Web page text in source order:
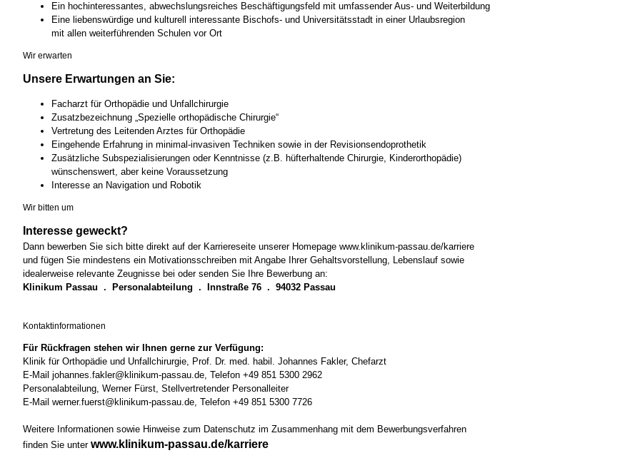
Ein hochinteressantes, abwechslungsreiches Beschäftigungsfeld mit umfassender Aus- und Weiterbildung
Eine liebenswürdige und kulturell interessante Bischofs- und Universitätsstadt in einer Urlaubsregion
mit allen weiterführenden Schulen vor Ort
Wir erwarten
Unsere Erwartungen an Sie:
Facharzt für Orthopädie und Unfallchirurgie
Zusatzbezeichnung „Spezielle orthopädische Chirurgie“
Vertretung des Leitenden Arztes für Orthopädie
Eingehende Erfahrung in minimal-invasiven Techniken sowie in der Revisionsendoprothetik
Zusätzliche Subspezialisierungen oder Kenntnisse (z.B. hüfterhaltende Chirurgie, Kinderorthopädie)
wünschenswert, aber keine Voraussetzung
Interesse an Navigation und Robotik
Wir bitten um
Interesse geweckt?
Dann bewerben Sie sich bitte direkt auf der Karriereseite unserer Homepage www.klinikum-passau.de/karriere
und fügen Sie mindestens ein Motivationsschreiben mit Angabe Ihrer Gehaltsvorstellung, Lebenslauf sowie
idealerweise relevante Zeugnisse bei oder senden Sie Ihre Bewerbung an:
Klinikum Passau . Personalabteilung . Innstraße 76 . 94032 Passau
Kontaktinformationen
Für Rückfragen stehen wir Ihnen gerne zur Verfügung:
Klinik für Orthopädie und Unfallchirurgie, Prof. Dr. med. habil. Johannes Fakler, Chefarzt
E-Mail johannes.fakler@klinikum-passau.de, Telefon +49 851 5300 2962
Personalabteilung, Werner Fürst, Stellvertretender Personalleiter
E-Mail werner.fuerst@klinikum-passau.de, Telefon +49 851 5300 7726
Weitere Informationen sowie Hinweise zum Datenschutz im Zusammenhang mit dem Bewerbungsverfahren
finden Sie unter www.klinikum-passau.de/karriere